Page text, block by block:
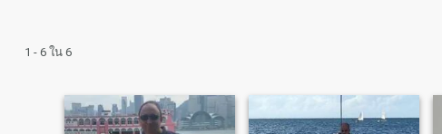
1 - 6 ใน 6